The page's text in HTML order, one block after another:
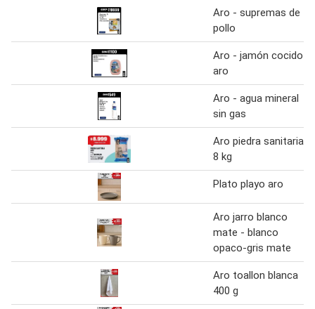
Aro - supremas de
pollo
Aro - jamón cocido
aro
Aro - agua mineral
sin gas
Aro piedra sanitaria
8 kg
Plato playo aro
Aro jarro blanco
mate - blanco
opaco-gris mate
Aro toallon blanca
400 g